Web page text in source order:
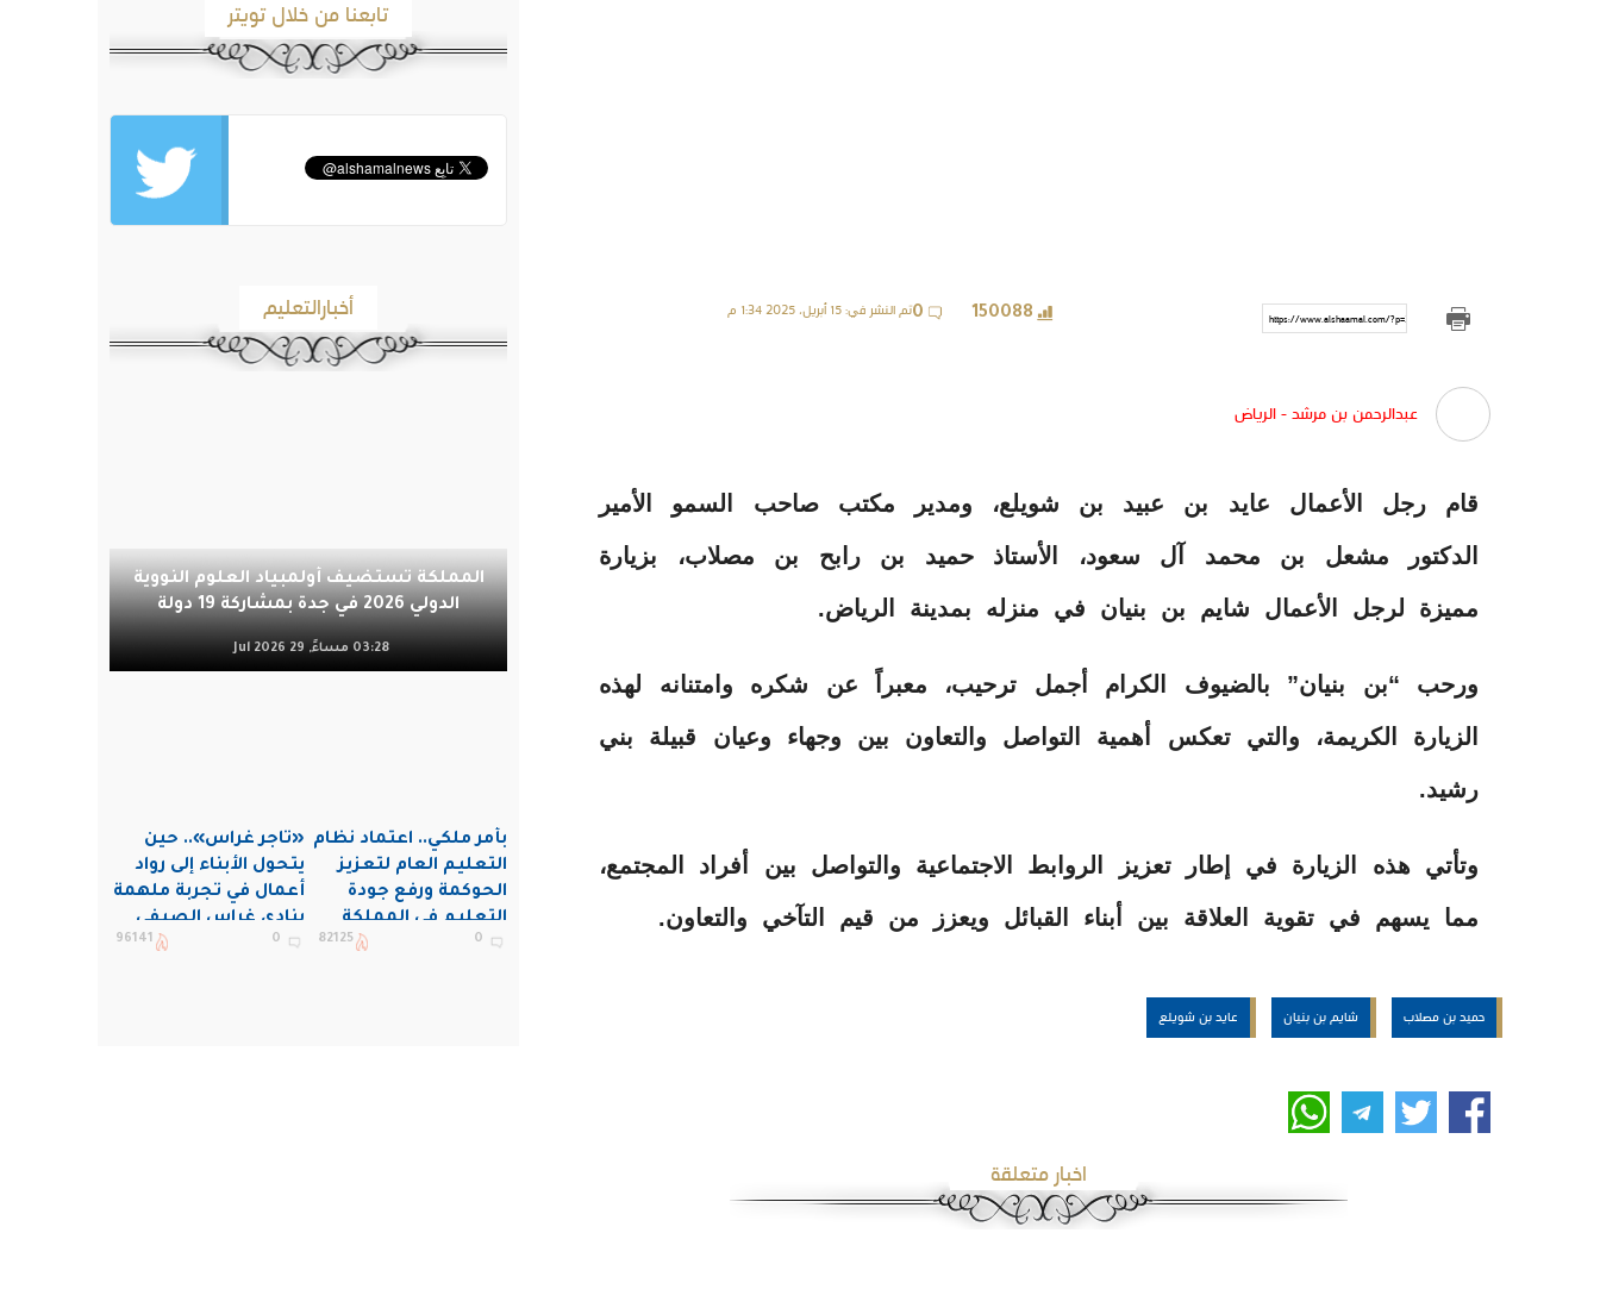
https://www.alshaamal.com/?p=292231
تم النشر في: 15 أبريل، 2025 1:34 م 150088
0
عبدالرحمن بن مرشد - الرياض
قام رجل الأعمال عايد بن عبيد بن شويلع، ومدير مكتب صاحب السمو الأمير
الدكتور مشعل بن محمد آل سعود، الأستاذ حميد بن رابح بن مصلاب، بزيارة
مميزة لرجل الأعمال شايم بن بنيان في منزله بمدينة الرياض.
ورحب “بن بنيان” بالضيوف الكرام أجمل ترحيب، معبراً عن شكره وامتنانه لهذه
الزيارة الكريمة، والتي تعكس أهمية التواصل والتعاون بين وجهاء وعيان قبيلة بني
رشيد.
وتأتي هذه الزيارة في إطار تعزيز الروابط الاجتماعية والتواصل بين أفراد المجتمع،
مما يسهم في تقوية العلاقة بين أبناء القبائل ويعزز من قيم التآخي والتعاون.
حميد بن مصلاب شايم بن بنيان عايد بن شويلع
اخبار متعلقة
تابعنا من خلال تويتر
أخبارالتعليم
المملكة تستضيف أولمبياد العلوم النووية
الدولي 2026 في جدة بمشاركة 19 دولة
03:28 مساءً, 29 Jul 2026
بأمر ملكي.. اعتماد نظام
التعليم العام لتعزيز
الحوكمة ورفع جودة
التعليم في المملكة
0
82125
«تاجر غراس».. حين
يتحول الأبناء إلى رواد
أعمال في تجربة ملهمة
بنادي غراس الصيفي
بالجبيل
0
96141